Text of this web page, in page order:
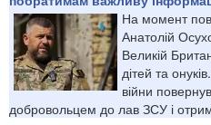
На момент
Анатолій
Великій
дітей та
війни
добровольцем до лав ЗСУ і